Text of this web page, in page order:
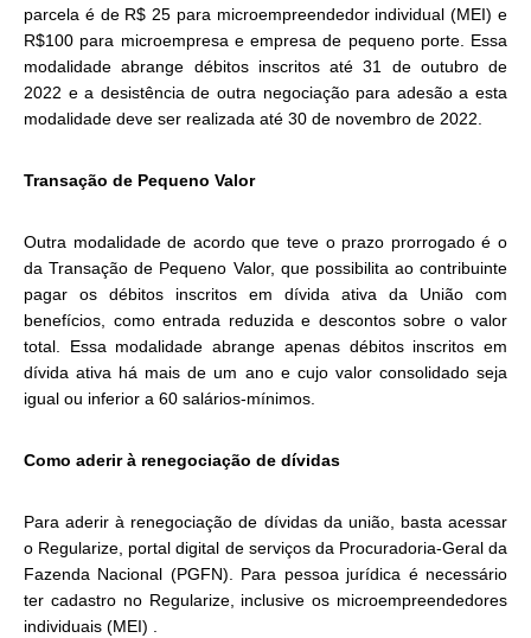
parcela é de R$ 25 para microempreendedor individual (MEI) e
R$100 para microempresa e empresa de pequeno porte. Essa
modalidade abrange débitos inscritos até 31 de outubro de
2022 e a desistência de outra negociação para adesão a esta
modalidade deve ser realizada até 30 de novembro de 2022.
Transação de Pequeno Valor
Outra modalidade de acordo que teve o prazo prorrogado é o
da Transação de Pequeno Valor, que possibilita ao contribuinte
pagar os débitos inscritos em dívida ativa da União com
benefícios, como entrada reduzida e descontos sobre o valor
total. Essa modalidade abrange apenas débitos inscritos em
dívida ativa há mais de um ano e cujo valor consolidado seja
igual ou inferior a 60 salários-mínimos.
Como aderir à renegociação de dívidas
Para aderir à renegociação de dívidas da união, basta acessar
o Regularize, portal digital de serviços da Procuradoria-Geral da
Fazenda Nacional (PGFN). Para pessoa jurídica é necessário
ter cadastro no Regularize, inclusive os microempreendedores
individuais (MEI) .